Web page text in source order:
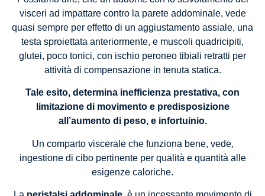
visceri ad impattare contro la parete addominale, vede
quasi sempre per effetto di un aggiustamento assiale, una
testa sproiettata anteriormente, e muscoli quadricipiti,
glutei, poco tonici, con ischio peroneo tibiali retratti per
attività di compensazione in tenuta statica.
Tale esito, determina inefficienza prestativa, con
limitazione di movimento e predisposizione
all’aumento di peso, e infortuinio.
Un comparto viscerale che funziona bene, vede,
ingestione di cibo pertinente per qualità e quantità alle
esigenze caloriche.